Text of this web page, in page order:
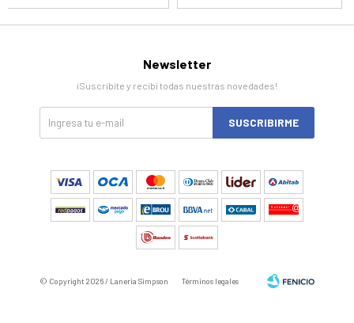
Newsletter
¡Suscribite y recibí todas nuestras novedades!
SUSCRIBIRME
© Copyright 2026 / Laneria Simpson Términos legales